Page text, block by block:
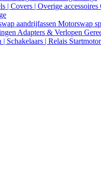
| Covers | Overige accessoires
aandrijfassen Motorswap
Adapters & Verlopen
| Schakelaars | Relais